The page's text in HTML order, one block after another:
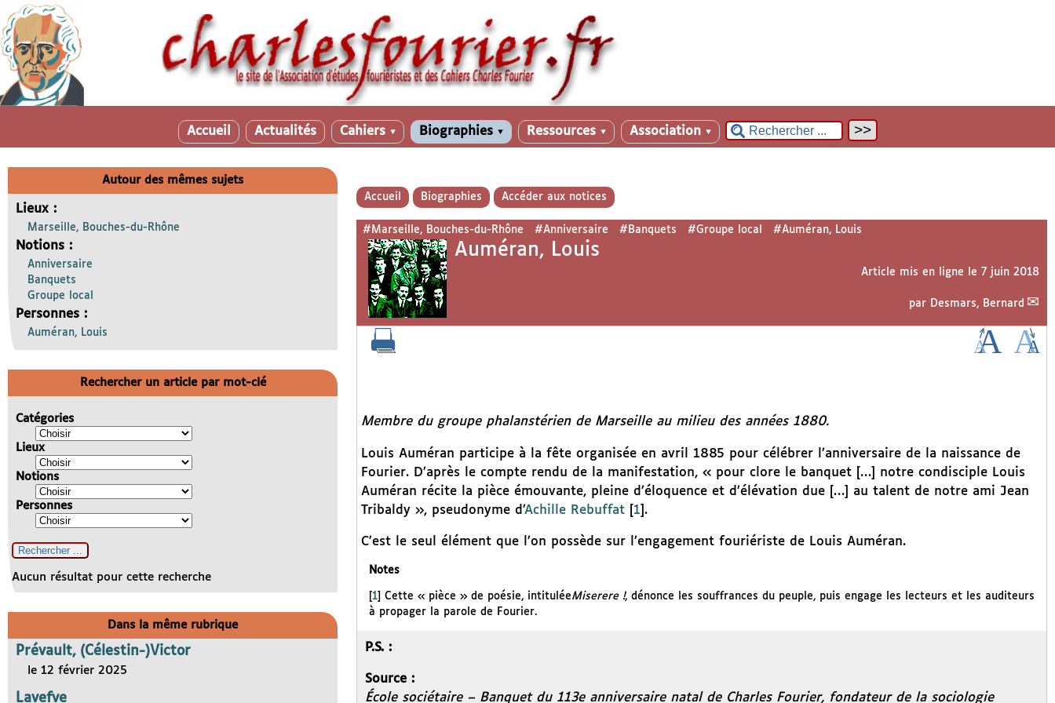
Accueil Actualités Cahiers ▼ Biographies ▼ Ressources ▼ Association ▼
Accueil Biographies Accéder aux notices
#Marseille, Bouches-du-Rhône #Anniversaire #Banquets #Groupe local #Auméran, Louis
Auméran, Louis
Article mis en ligne le 7 juin 2018
par Desmars, Bernard
Membre du groupe phalanstérien de Marseille au milieu des années 1880.
Louis Auméran participe à la fête organisée en avril 1885 pour célébrer l’anniversaire de la naissance de
Fourier. D’après le compte rendu de la manifestation, « pour clore le banquet […] notre condisciple Louis
Auméran récite la pièce émouvante, pleine d’éloquence et d’élévation due […] au talent de notre ami Jean
Tribaldy », pseudonyme d’Achille Rebuffat[ 1 .
C’est le seul élément que l’on possède sur l’engagement fouriériste de Louis Auméran.
Notes
1] Cette « pièce » de poésie, intituléeMiserere !, dénonce les souffrances du peuple, puis engage les lecteurs et les auditeurs
à propager la parole de Fourier.
P.S. :
Source :
École sociétaire – Banquet du 113e anniversaire natal de Charles Fourier, fondateur de la sociologie
Autour des mêmes sujets
Lieux :
Marseille, Bouches-du-Rhône
Notions :
Anniversaire
Banquets
Groupe local
Personnes :
Auméran, Louis
Rechercher un article par mot-clé
Catégories
Lieux
Notions
Personnes
Aucun résultat pour cette recherche
Dans la même rubrique
Prévault, (Célestin-)Victor
le 12 février 2025
Lavefve